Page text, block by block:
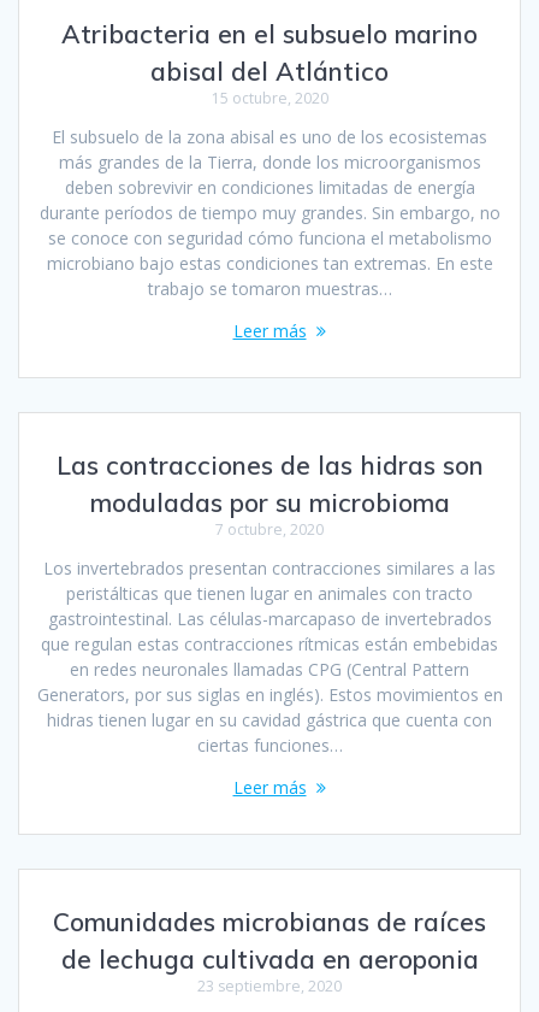
Atribacteria en el subsuelo marino
abisal del Atlántico
15 octubre, 2020
El subsuelo de la zona abisal es uno de los ecosistemas
más grandes de la Tierra, donde los microorganismos
deben sobrevivir en condiciones limitadas de energía
durante períodos de tiempo muy grandes. Sin embargo, no
se conoce con seguridad cómo funciona el metabolismo
microbiano bajo estas condiciones tan extremas. En este
trabajo se tomaron muestras…
Leer más
Las contracciones de las hidras son
moduladas por su microbioma
7 octubre, 2020
Los invertebrados presentan contracciones similares a las
peristálticas que tienen lugar en animales con tracto
gastrointestinal. Las células-marcapaso de invertebrados
que regulan estas contracciones rítmicas están embebidas
en redes neuronales llamadas CPG (Central Pattern
Generators, por sus siglas en inglés). Estos movimientos en
hidras tienen lugar en su cavidad gástrica que cuenta con
ciertas funciones…
Leer más
Comunidades microbianas de raíces
de lechuga cultivada en aeroponia
23 septiembre, 2020